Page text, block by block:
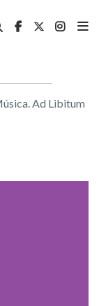
Ad Libitum